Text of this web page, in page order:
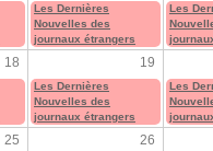
Les Dernières
Nouvelles des
journaux étrangers
Les
18 19
Les Dernières
Nouvelles des
journaux étrangers
Les
25 26